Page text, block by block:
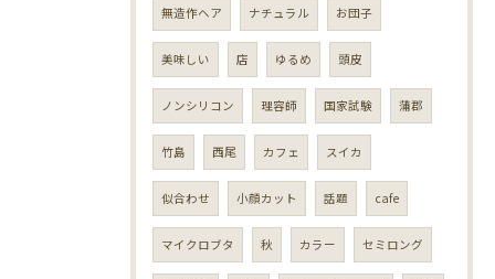
無造作ヘア ナチュラル お団子
美味しい 店 ゆるめ 頭皮
ノンシリコン 理容師 国家試験 蒲郡
竹島 西尾 カフェ スイカ
似合わせ 小顔カット 話題 cafe
マイクロブタ 秋 カラー セミロング